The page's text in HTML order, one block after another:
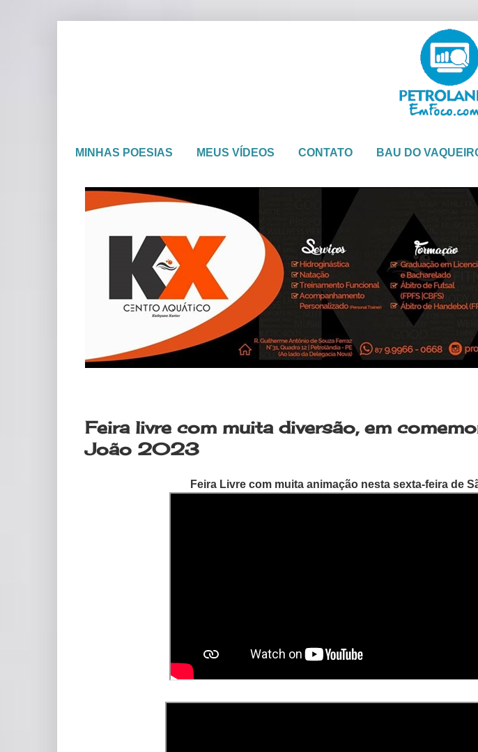
MINHAS POESIAS MEUS VÍDEOS CONTATO BAU DO
Feira livre com muita diversão, em
João 2023
Feira Livre com muita animação nesta sexta-feira de